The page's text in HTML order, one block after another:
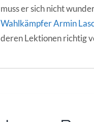
muss er sich nicht
Wahlkämpfer Armin
deren Lektionen richtig